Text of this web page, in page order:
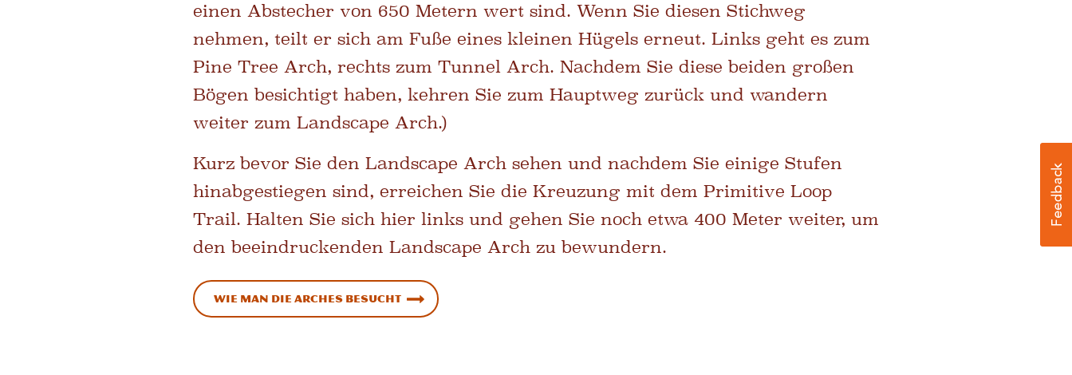
einen Abstecher von 650 Metern wert sind. Wenn Sie diesen Stichweg
nehmen, teilt er sich am Fuße eines kleinen Hügels erneut. Links geht es zum
Pine Tree Arch, rechts zum Tunnel Arch. Nachdem Sie diese beiden großen
Bögen besichtigt haben, kehren Sie zum Hauptweg zurück und wandern
weiter zum Landscape Arch.)
Kurz bevor Sie den Landscape Arch sehen und nachdem Sie einige Stufen
hinabgestiegen sind, erreichen Sie die Kreuzung mit dem Primitive Loop
Trail. Halten Sie sich hier links und gehen Sie noch etwa 400 Meter weiter, um
den beeindruckenden Landscape Arch zu bewundern.
Wie man die Arches besucht